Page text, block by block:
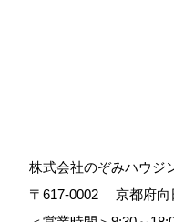
株式会社のぞみハウジ
〒617-0002
京都府